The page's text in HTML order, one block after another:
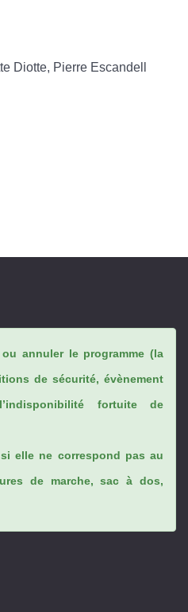
Diotte, Pierre Escandell
annuler le programme (la
de sécurité, évènement
fortuite de
elle ne correspond pas au
de marche, sac à dos,